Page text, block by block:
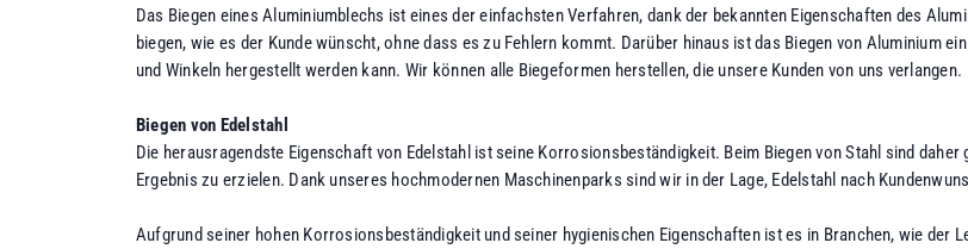
Das Biegen eines Aluminiumblechs ist eines der einfachsten Verfahren, dank der bekannten Eigenschaften des
biegen, wie es der Kunde wünscht, ohne dass es zu Fehlern kommt. Darüber hinaus ist das Biegen von Aluminium
und Winkeln hergestellt werden kann. Wir können alle Biegeformen herstellen, die unsere Kunden von uns verlangen.
Biegen von Edelstahl
Die herausragendste Eigenschaft von Edelstahl ist seine Korrosionsbeständigkeit. Beim Biegen von Stahl sind
Ergebnis zu erzielen. Dank unseres hochmodernen Maschinenparks sind wir in der Lage, Edelstahl nach
Aufgrund seiner hohen Korrosionsbeständigkeit und seiner hygienischen Eigenschaften ist es in Branchen, wie der